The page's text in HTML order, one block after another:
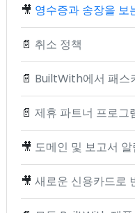
🎥 영수증과 송장을 보
📄 취소 정책
📄 BuiltWith에서 패스
📄 제휴 파트너 프로그
🎥 도메인 및 보고서
🎥 새로운 신용카드로